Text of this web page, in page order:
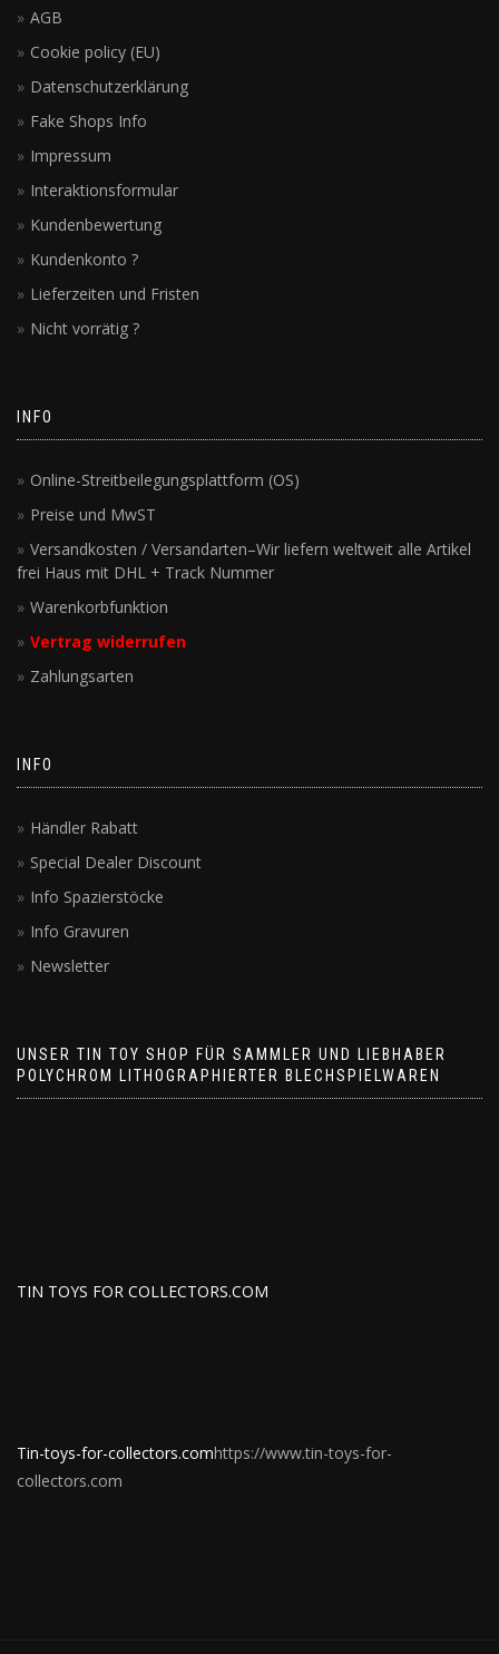
AGB
Cookie policy (EU)
Datenschutzerklärung
Fake Shops Info
Impressum
Interaktionsformular
Kundenbewertung
Kundenkonto ?
Lieferzeiten und Fristen
Nicht vorrätig ?
INFO
Online-Streitbeilegungsplattform (OS)
Preise und MwST
Versandkosten / Versandarten–Wir liefern weltweit alle Artikel
frei Haus mit DHL + Track Nummer
Warenkorbfunktion
Vertrag widerrufen
Zahlungsarten
INFO
Händler Rabatt
Special Dealer Discount
Info Spazierstöcke
Info Gravuren
Newsletter
UNSER TIN TOY SHOP FÜR SAMMLER UND LIEBHABER
POLYCHROM LITHOGRAPHIERTER BLECHSPIELWAREN
TIN TOYS FOR COLLECTORS.COM
Tin-toys-for-collectors.comhttps://www.tin-toys-for-
collectors.com